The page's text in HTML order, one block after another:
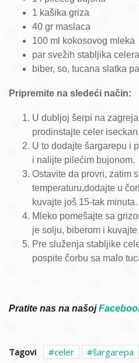
1 kašika griza
40 gr maslaca
100 ml kokosovog mleka
par svežih stabljika celera
biber, so, tucana slatka
Pripremite na sledeći način:
U dubljoj šerpi na
prodinstajte celer
U to dodajte šargarepu i
i nalijte pilećim bujonom.
Ostavite da provri, zatim
temperaturu,dodajte u
kuvajte još 15-tak minuta.
Mleko pomešajte sa
je solju, biberom i
Pre služenja stabljike
pospite čorbu sa malo
Pratite nas na našoj
Tagovi celer šargarepa